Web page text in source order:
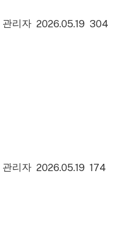
관리자 2026.05.19 304
관리자 2026.05.19 174